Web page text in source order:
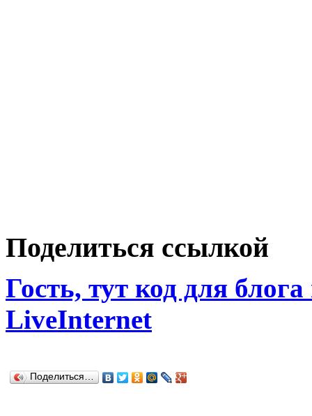
Поделиться ссылкой
Гость, тут код для
LiveInternet
Поделиться…